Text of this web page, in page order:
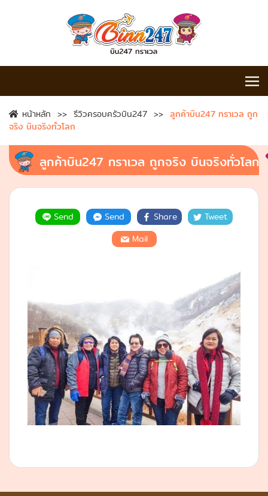
หน้าหลัก รีวิวครอบครัวบิน247
ลูกค้าบิน247 ทราเวล ถูก
จริง บินจริงทั่วโลก
ลูกค้าบิน247 ทราเวล ถูกจริง บินจริงทั่วโลก
Send Send Share
Tweet
Mail